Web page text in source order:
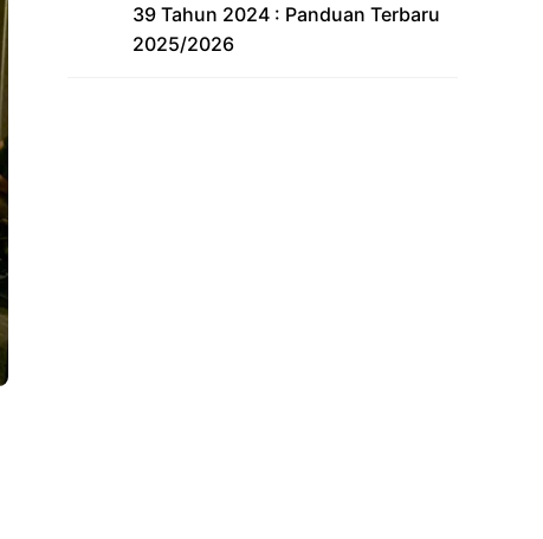
39 Tahun 2024 : Panduan Terbaru
2025/2026